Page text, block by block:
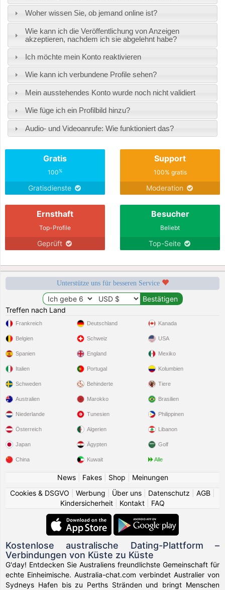
Woher wissen Sie, ob jemand online ist?
Wie kann ich die Veröffentlichung von Anzeigen
akzeptieren, nachdem ich sie abgelehnt habe?
Ich möchte mein Konto reaktivieren
Wie kann ich verbundene Profile sehen?
Mein ausstehendes Konto wurde noch nicht validiert
Wie füge ich ein Profilbild hinzu?
Audio- und Videoanrufe: Wie funktioniert das?
Gratis
100%
Gratisdienste
Support
100% gratis
Moderation
Ernsthaft
Top-Profile
Geprüft
Besucher
Beliebt
Top-Seite
Unterstütze uns für besseren Service
Treffen nach Land
Frankreich
Belgien
Spanien
Italien
Schweden
Deutschland
Schweiz
England
Portugal
Behinderte
Kanada
USA
Mexiko
Kolumbien
Tiere
Australien
Niederlande
Österreich
Japan
China
Marokko
Tunesien
Algerien
Ägypten
Kuwait
Brasilien
Philippinen
Libanon
Golf
Alle
News| Fakes| Shop
Meinungen
Cookies & DSGVO
Werbung Über uns Datenschutz AGB
Kindersicherheit
Kontakt FAQ
Kostenlose australische Dating-Plattform –
Verbindungen von Küste zu Küste
G'day! Entdecken Sie Australiens freundlichste Gemeinschaft für
echte Einheimische. Australia-chat.com verbindet Australier von
Sydneys Hafen bis zu Perths Stränden und bringt Menschen